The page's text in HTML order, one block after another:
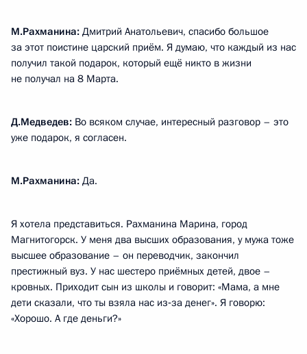
М.Рахманина: Дмитрий Анатольевич, спасибо большое
за этот поистине царский приём. Я думаю, что каждый из нас
получил такой подарок, который ещё никто в жизни
не получал на 8 Марта.
Д.Медведев: Во всяком случае, интересный разговор – это
уже подарок, я согласен.
М.Рахманина: Да.
Я хотела представиться. Рахманина Марина, город
Магнитогорск. У меня два высших образования, у мужа тоже
высшее образование – он переводчик, закончил
престижный вуз. У нас шестеро приёмных детей, двое –
кровных. Приходит сын из школы и говорит: «Мама, а мне
дети сказали, что ты взяла нас из‑за денег». Я говорю:
«Хорошо. А где деньги?»